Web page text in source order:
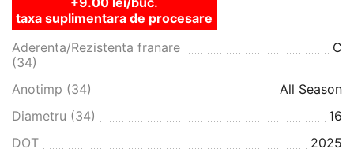
taxa suplimentara de procesare
Aderenta/Rezistenta franare
(34)
C
Anotimp (34)
All Season
Diametru (34)
16
DOT
2025